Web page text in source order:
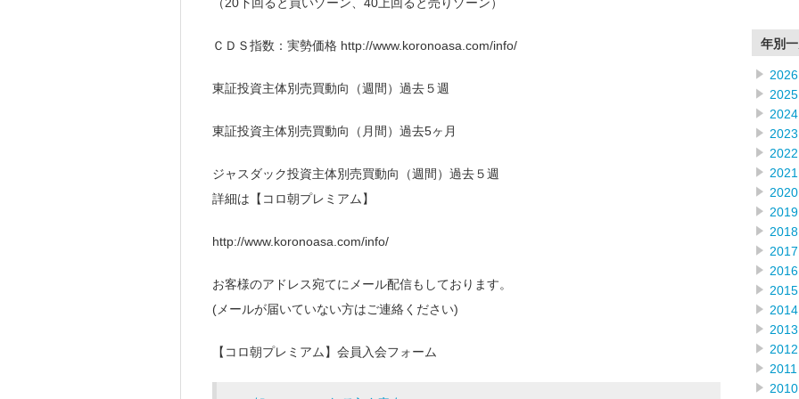
（20下回ると買いゾーン、40上回ると売りゾーン）
ＣＤＳ指数：実勢価格 http://www.koronoasa.com/info/
東証投資主体別売買動向（週間）過去５週
東証投資主体別売買動向（月間）過去5ヶ月
ジャスダック投資主体別売買動向（週間）過去５週
詳細は【コロ朝プレミアム】
http://www.koronoasa.com/info/
お客様のアドレス宛てにメール配信もしております。
(メールが届いていない方はご連絡ください)
【コロ朝プレミアム】会員入会フォーム
年別
2026
2025
2024
2023
2022
2021
2020
2019
2018
2017
2016
2015
2014
2013
2012
2011
2010